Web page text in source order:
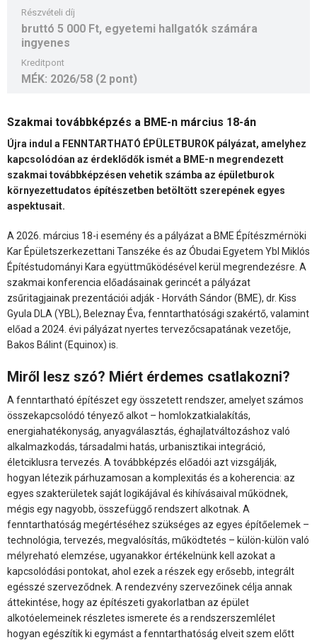
Részvételi díj
bruttó 5 000 Ft, egyetemi hallgatók számára
ingyenes
Kreditpont
MÉK: 2026/58 (2 pont)
Szakmai továbbképzés a BME-n március 18-án
Újra indul a FENNTARTHATÓ ÉPÜLETBUROK pályázat, amelyhez
kapcsolódóan az érdeklődők ismét a BME-n megrendezett
szakmai továbbképzésen vehetik számba az épületburok
környezettudatos építészetben betöltött szerepének egyes
aspektusait.
A 2026. március 18-i esemény és a pályázat a BME Építészmérnöki
Kar Épületszerkezettani Tanszéke és az Óbudai Egyetem Ybl Miklós
Építéstudományi Kara együttműködésével kerül megrendezésre. A
szakmai konferencia előadásainak gerincét a pályázat
zsűritagjainak prezentációi adják - Horváth Sándor (BME), dr. Kiss
Gyula DLA (YBL), Beleznay Éva, fenntarthatósági szakértő, valamint
előad a 2024. évi pályázat nyertes tervezőcsapatának vezetője,
Bakos Bálint (Equinox) is.
Miről lesz szó? Miért érdemes csatlakozni?
A fenntartható építészet egy összetett rendszer, amelyet számos
összekapcsolódó tényező alkot – homlokzatkialakítás,
energiahatékonyság, anyagválasztás, éghajlatváltozáshoz való
alkalmazkodás, társadalmi hatás, urbanisztikai integráció,
életciklusra tervezés. A továbbképzés előadói azt vizsgálják,
hogyan létezik párhuzamosan a komplexitás és a koherencia: az
egyes szakterületek saját logikájával és kihívásaival működnek,
mégis egy nagyobb, összefüggő rendszert alkotnak. A
fenntarthatóság megértéséhez szükséges az egyes építőelemek –
technológia, tervezés, megvalósítás, működtetés – külön-külön való
mélyreható elemzése, ugyanakkor értékelnünk kell azokat a
kapcsolódási pontokat, ahol ezek a részek egy erősebb, integrált
egésszé szerveződnek. A rendezvény szervezőinek célja annak
áttekintése, hogy az építészeti gyakorlatban az épület
alkotóelemeinek részletes ismerete és a rendszerszemlélet
hogyan egészítik ki egymást a fenntarthatóság elveit szem előtt